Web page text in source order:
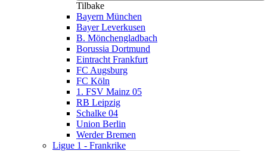
Tilbake
Bayern München
Bayer Leverkusen
B. Mönchengladbach
Borussia Dortmund
Eintracht Frankfurt
FC Augsburg
FC Köln
1. FSV Mainz 05
RB Leipzig
Schalke 04
Union Berlin
Werder Bremen
Ligue 1 - Frankrike